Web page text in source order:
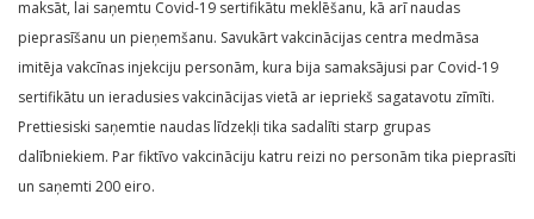
maksāt, lai saņemtu Covid-19 sertifikātu meklēšanu, kā arī naudas
pieprasīšanu un pieņemšanu. Savukārt vakcinācijas centra medmāsa
imitēja vakcīnas injekciju personām, kura bija samaksājusi par Covid-19
sertifikātu un ieradusies vakcinācijas vietā ar iepriekš sagatavotu zīmīti.
Prettiesiski saņemtie naudas līdzekļi tika sadalīti starp grupas
dalībniekiem. Par fiktīvo vakcināciju katru reizi no personām tika pieprasīti
un saņemti 200 eiro.